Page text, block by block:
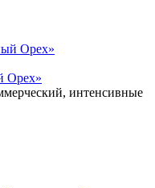
Орех»
интенсивные